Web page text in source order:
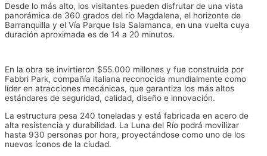
Desde lo más alto, los visitantes pueden disfrutar de una vista
panorámica de 360 grados del río Magdalena, el horizonte de
Barranquilla y el Vía Parque Isla Salamanca, en una vuelta cuya
duración aproximada es de 14 a 20 minutos.
En la obra se invirtieron $55.000 millones y fue construida por
Fabbri Park, compañía italiana reconocida mundialmente como
líder en atracciones mecánicas, que garantiza los más altos
estándares de seguridad, calidad, diseño e innovación.
La estructura pesa 240 toneladas y está fabricada en acero de
alta resistencia y durabilidad. La Luna del Río podrá movilizar
hasta 930 personas por hora, proyectándose como uno de los
nuevos íconos de la ciudad.